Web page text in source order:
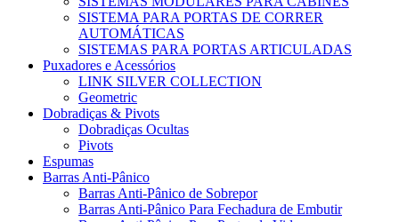
SISTEMA PARA PORTAS DE CORRER
AUTOMÁTICAS
SISTEMAS PARA PORTAS ARTICULADAS
Puxadores e Acessórios
LINK SILVER COLLECTION
Geometric
Dobradiças & Pivots
Dobradiças Ocultas
Pivots
Espumas
Barras Anti-Pânico
Barras Anti-Pânico de Sobrepor
Barras Anti-Pânico Para Fechadura de Embutir